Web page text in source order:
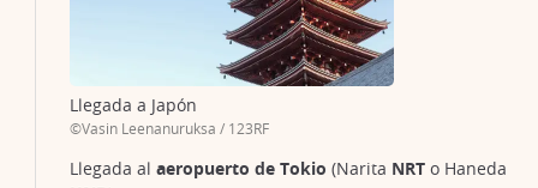
Llegada a Japón
©Vasin Leenanuruksa / 123RF
Llegada al aeropuerto de Tokio (Narita NRT o Haneda